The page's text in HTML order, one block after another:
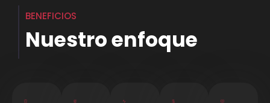
BENEFICIOS
Nuestro enfoque